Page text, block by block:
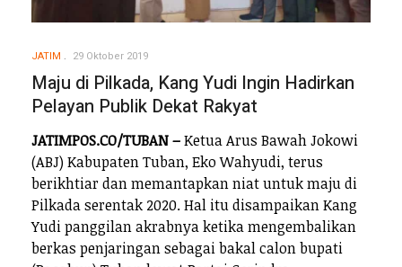
JATIM 29 Oktober 2019
Maju di Pilkada, Kang Yudi Ingin Hadirkan
Pelayan Publik Dekat Rakyat
JATIMPOS.CO/TUBAN –Ketua Arus Bawah Jokowi
(ABJ) Kabupaten Tuban, Eko Wahyudi, terus
berikhtiar dan memantapkan niat untuk maju di
Pilkada serentak 2020. Hal itu disampaikan Kang
Yudi panggilan akrabnya ketika mengembalikan
berkas penjaringan sebagai bakal calon bupati